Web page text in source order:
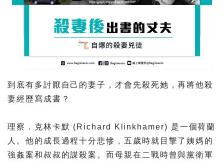
到底有多討厭自己的妻子，才會先殺死她，再將他殺
妻經歷寫成書？
理察．克林卡默 (Richard Klinkhamer) 是一個荷蘭
人。他的成長過程十分悲慘，五歲時就目撃了姨媽的
強姦案和叔叔的謀殺案。而母親在二戰時曾與黨衛軍